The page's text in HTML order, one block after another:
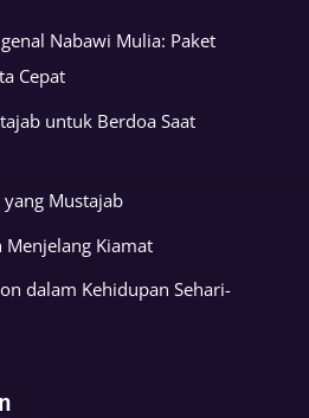
Nabawi Mulia: Paket
Cepat
untuk Berdoa Saat
yang Mustajab
Menjelang Kiamat
dalam Kehidupan Sehari-